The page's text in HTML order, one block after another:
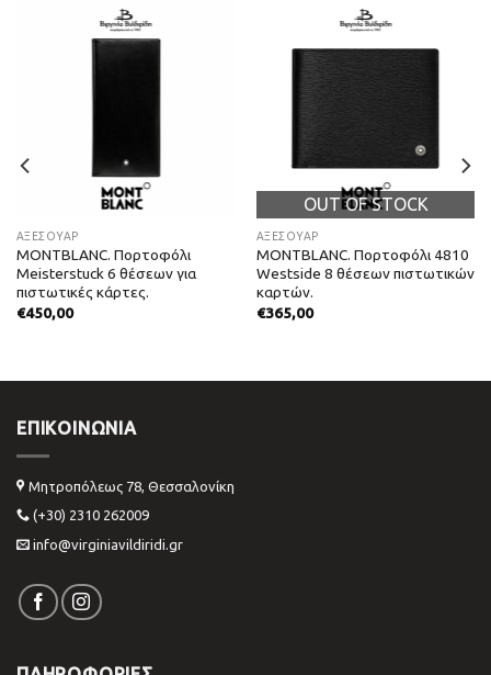
ΑΞΕΣΟΥΑΡ
MONTBLANC. Πορτοφόλι
Meisterstuck 6 θέσεων για
πιστωτικές κάρτες.
€450,00
OUT OF STOCK
ΑΞΕΣΟΥΑΡ
MONTBLANC. Πορτοφόλι 4810
Westside 8 θέσεων πιστωτικών
καρτών.
€365,00
ΕΠΙΚΟΙΝΩΝΊΑ
Μητροπόλεως 78, Θεσσαλονίκη
(+30) 2310 262009
info@virginiavildiridi.gr